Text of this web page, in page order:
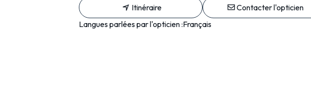
Itinéraire
Contacter l'opticien
Langues parlées par l'opticien :Français